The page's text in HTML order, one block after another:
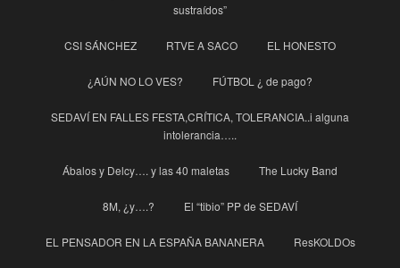
sustraídos”
CSI SÁNCHEZ RTVE A SACO EL HONESTO
¿AÚN NO LO VES? FÚTBOL ¿ de pago?
SEDAVÍ EN FALLES FESTA,CRÍTICA, TOLERANCIA..i alguna
intolerancia…..
Ábalos y Delcy…. y las 40 maletas The Lucky Band
8M, ¿y….? El “tibio” PP de SEDAVÍ
EL PENSADOR EN LA ESPAÑA BANANERA ResKOLDOs